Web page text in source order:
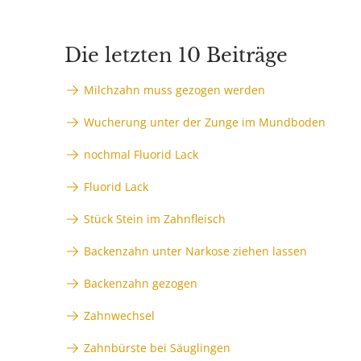
Die letzten 10 Beiträge
Milchzahn muss gezogen werden
Wucherung unter der Zunge im Mundboden
nochmal Fluorid Lack
Fluorid Lack
Stück Stein im Zahnfleisch
Backenzahn unter Narkose ziehen lassen
Backenzahn gezogen
Zahnwechsel
Zahnbürste bei Säuglingen